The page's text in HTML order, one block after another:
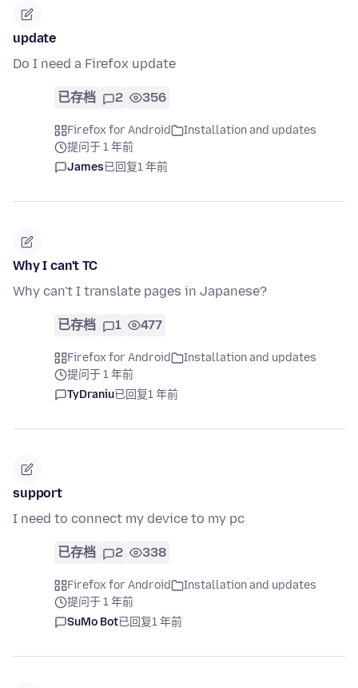
update
Do I need a Firefox update
已存档 2 356
Firefox for Android
Installation and updates
提问于 1 年前
James已回复1 年前
Why I can't TC
Why can't I translate pages in Japanese?
已存档 1 477
Firefox for Android
Installation and updates
提问于 1 年前
TyDraniu已回复1 年前
support
I need to connect my device to my pc
已存档 2 338
Firefox for Android
Installation and updates
提问于 1 年前
SuMo Bot已回复1 年前